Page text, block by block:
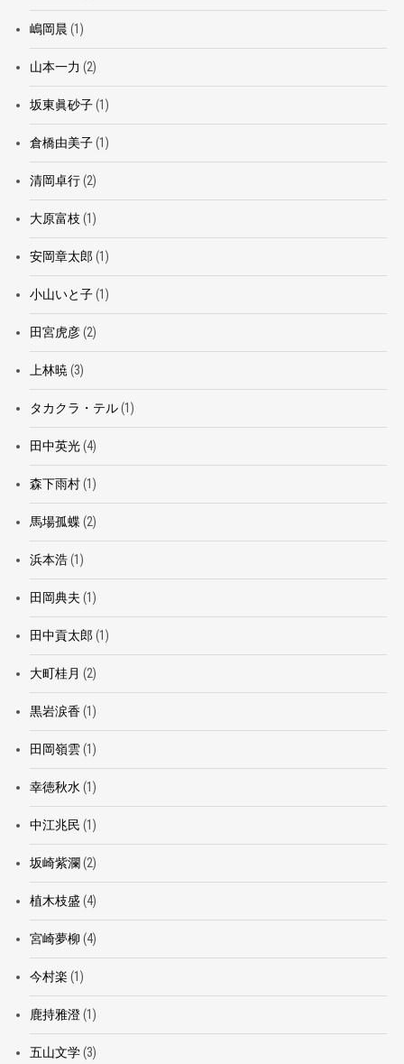
嶋岡晨 (1)
山本一力 (2)
坂東眞砂子(1)
倉橋由美子(1)
清岡卓行(2)
大原富枝 (1)
安岡章太郎 (1)
小山いと子(1)
田宮虎彦(2)
上林暁 (3)
タカクラ・テル(1)
田中英光(4)
森下雨村(1)
馬場孤蝶 (2)
浜本浩(1)
田岡典夫 (1)
田中貢太郎 (1)
大町桂月 (2)
黒岩涙香(1)
田岡嶺雲(1)
幸徳秋水 (1)
中江兆民 (1)
坂崎紫瀾 (2)
植木枝盛 (4)
宮崎夢柳 (4)
今村楽 (1)
鹿持雅澄(1)
五山文学(3)